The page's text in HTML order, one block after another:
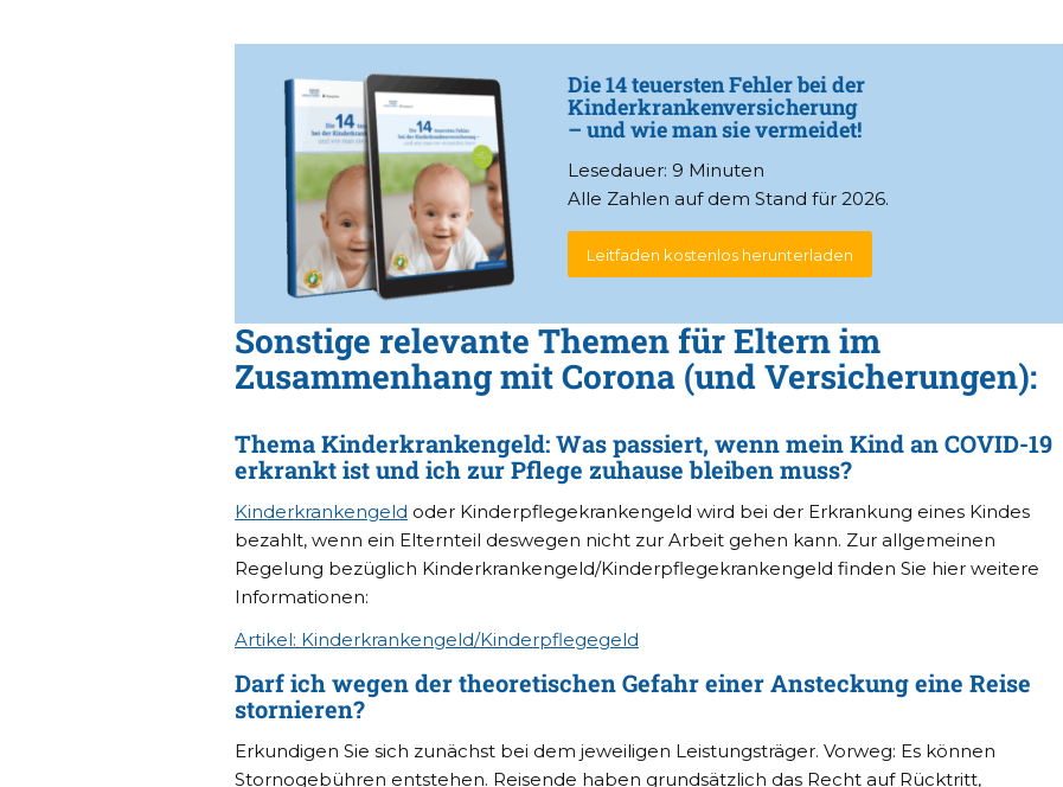
Die 14 teuersten Fehler bei der
Kinderkrankenversicherung
– und wie man sie vermeidet!
Lesedauer: 9 Minuten
Alle Zahlen auf dem Stand für 2026.
Leitfaden kostenlos herunterladen
Sonstige relevante Themen für Eltern im
Zusammenhang mit Corona (und Versicherungen):
Thema Kinderkrankengeld: Was passiert, wenn mein Kind an COVID-19
erkrankt ist und ich zur Pflege zuhause bleiben muss?
Kinderkrankengeld oder Kinderpflegekrankengeld wird bei der Erkrankung eines Kindes
bezahlt, wenn ein Elternteil deswegen nicht zur Arbeit gehen kann. Zur allgemeinen
Regelung bezüglich Kinderkrankengeld/Kinderpflegekrankengeld finden Sie hier weitere
Informationen:
Artikel: Kinderkrankengeld/Kinderpflegegeld
Darf ich wegen der theoretischen Gefahr einer Ansteckung eine Reise
stornieren?
Erkundigen Sie sich zunächst bei dem jeweiligen Leistungsträger. Vorweg: Es können
Stornogebühren entstehen. Reisende haben grundsätzlich das Recht auf Rücktritt,